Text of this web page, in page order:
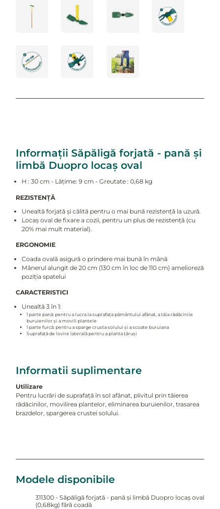
Informații Săpăligă forjată - pană și
limbă Duopro locaș oval
H : 30 cm - Lățime: 9 cm - Greutate : 0,68 kg
REZISTENȚĂ
Unealtă forjată și călită pentru o mai bună rezistență la uzură.
Locaș oval de fixare a cozii, pentru un plus de rezistență (cu
20% mai mult material).
ERGONOMIE
Coada ovală asigură o prindere mai bună în mână
Mânerul alungit de 20 cm (130 cm în loc de 110 cm) amelioreză
poziția spatelui
CARACTERISTICI
Unealtă 3 în 1:
1 parte pană: pentru a lucra la suprafața pământului afânat, a tăia rădăcinile
buruienilor și a movili plantele
1 parte furcă: pentru a sparge crusta solului și a scoate buruiana
Suprafață de lovire laterală pentru a planta țăruși
Informatii suplimentare
Utilizare
Pentru lucrări de suprafață în sol afânat, plivitul prin tăierea
rădăcinilor, movilirea plantelor, eliminarea buruienilor, trasarea
brazdelor, spargerea crustei solului.
Modele disponibile
311300 - Săpăligă forjată - pană și limbă Duopro locaș oval
(0,68kg) fără coadă